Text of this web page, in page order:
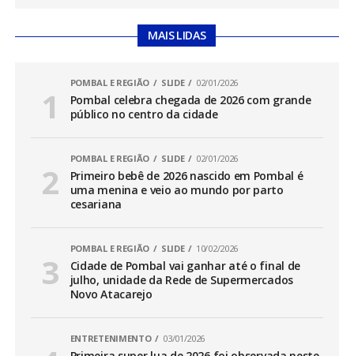
MAIS LIDAS
POMBAL E REGIÃO SLIDE 02/01/2026
Pombal celebra chegada de 2026 com grande
público no centro da cidade
POMBAL E REGIÃO SLIDE 02/01/2026
Primeiro bebê de 2026 nascido em Pombal é
uma menina e veio ao mundo por parto
cesariana
POMBAL E REGIÃO SLIDE 10/02/2026
Cidade de Pombal vai ganhar até o final de
julho, unidade da Rede de Supermercados
Novo Atacarejo
ENTRETENIMENTO 03/01/2026